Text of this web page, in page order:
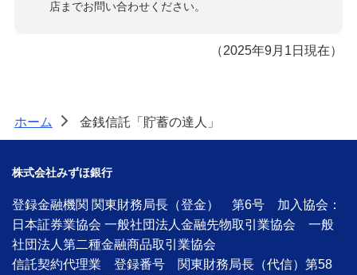
店までお問い合わせください。
（2025年9月1日現在）
ホーム > 金銭信託「貯蓄の達人」
株式会社みずほ銀行
登録金融機関 関東財務局長（登金） 第6号 加入協会：
日本証券業協会 一般社団法人金融先物取引業協会 一般
社団法人第二種金融商品取引業協会
信託契約代理業 登録番号 関東財務局長（代信）第58